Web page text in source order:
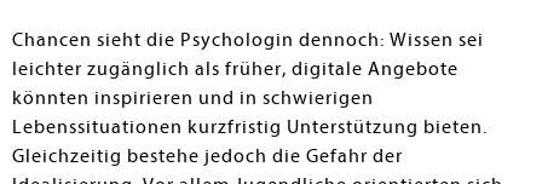
Chancen sieht die Psychologin dennoch: Wissen sei
leichter zugänglich als früher, digitale Angebote
könnten inspirieren und in schwierigen
Lebenssituationen kurzfristig Unterstützung bieten.
Gleichzeitig bestehe jedoch die Gefahr der